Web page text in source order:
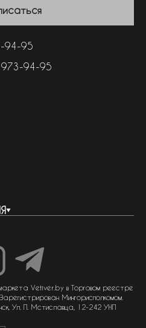
94-95
94-95
данных
cookie
Vetiver.by в Торговом реестре
Мингорисполкомом.
Ул. П. Мстиславца, 12-242 УНП